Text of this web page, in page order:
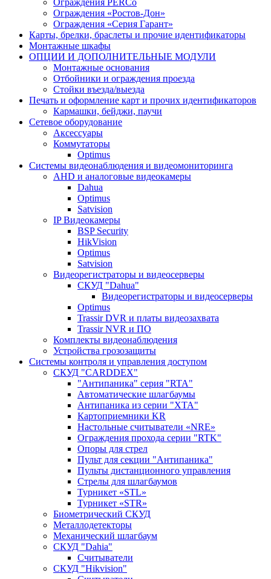
Ограждения PERCo
Ограждения «Ростов-Дон»
Ограждения «Серия Гарант»
Карты, брелки, браслеты и прочие идентификаторы
Монтажные шкафы
ОПЦИИ И ДОПОЛНИТЕЛЬНЫЕ МОДУЛИ
Монтажные основания
Отбойники и ограждения проезда
Стойки въезда/выезда
Печать и оформление карт и прочих идентификаторов
Кармашки, бейджи, паучи
Сетевое оборудование
Аксессуары
Коммутаторы
Optimus
Системы видеонаблюдения и видеомониторинга
AHD и аналоговые видеокамеры
Dahua
Optimus
Satvision
IP Видеокамеры
BSP Security
HikVision
Optimus
Satvision
Видеорегистраторы и видеосерверы
CКУД "Dahua"
Видеорегистраторы и видеосерверы
Optimus
Trassir DVR и платы видеозахвата
Trassir NVR и ПО
Комплекты видеонаблюдения
Устройства грозозащиты
Системы контроля и управления доступом
CКУД "CARDDEX"
"Антипаника" серия "RTA"
Автоматические шлагбаумы
Антипаника из серии "XTA"
Картоприемники KR
Настольные считыватели «NRE»
Ограждения прохода серии "RTK"
Опоры для стрел
Пульт для секции "Антипаника"
Пульты дистанционного управления
Стрелы для шлагбаумов
Турникет «STL»
Турникет «STR»
Биометрический СКУД
Металлодетекторы
Механический шлагбаум
СКУД "Dahia"
Считыватели
СКУД "Hikvision"